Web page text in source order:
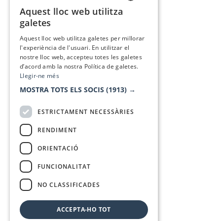
Aquest lloc web utilitza
galetes
Aquest lloc web utilitza galetes per millorar
l'experiència de l'usuari. En utilitzar el
nostre lloc web, accepteu totes les galetes
d’acord amb la nostra Política de galetes.
Llegir-ne més
MOSTRA TOTS ELS SOCIS (1913) →
ESTRICTAMENT NECESSÀRIES
RENDIMENT
ORIENTACIÓ
FUNCIONALITAT
NO CLASSIFICADES
ACCEPTA-HO TOT